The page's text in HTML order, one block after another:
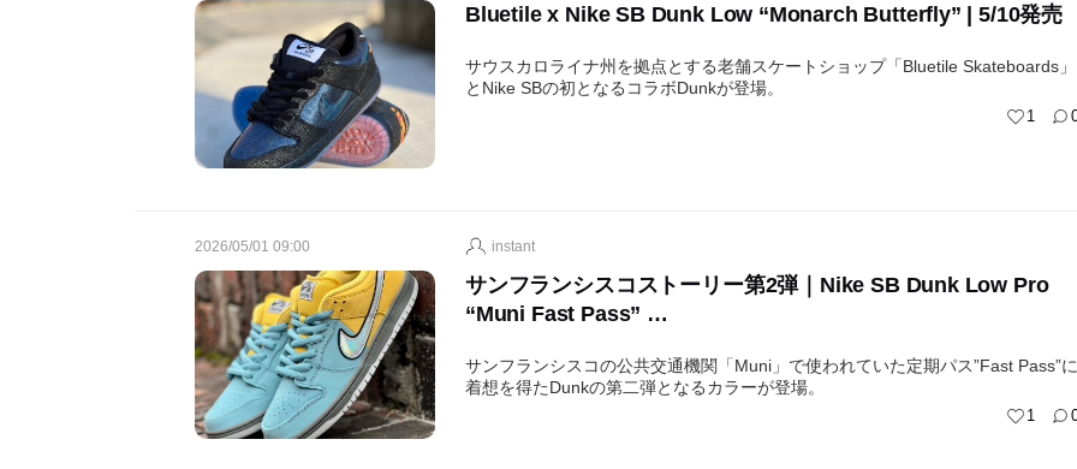
Bluetile x Nike SB Dunk Low “Monarch Butterfly” | 5/10発売
サウスカロライナ州を拠点とする老舗スケートショップ「Bluetile Skateboards」
とNike SBの初となるコラボDunkが登場。
1
2026/05/01 09:00 instant
サンフランシスコストーリー第2弾｜Nike SB Dunk Low Pro
“Muni Fast Pass” …
サンフランシスコの公共交通機関「Muni」で使われていた定期パス”Fast Pass”に
着想を得たDunkの第二弾となるカラーが登場。
1